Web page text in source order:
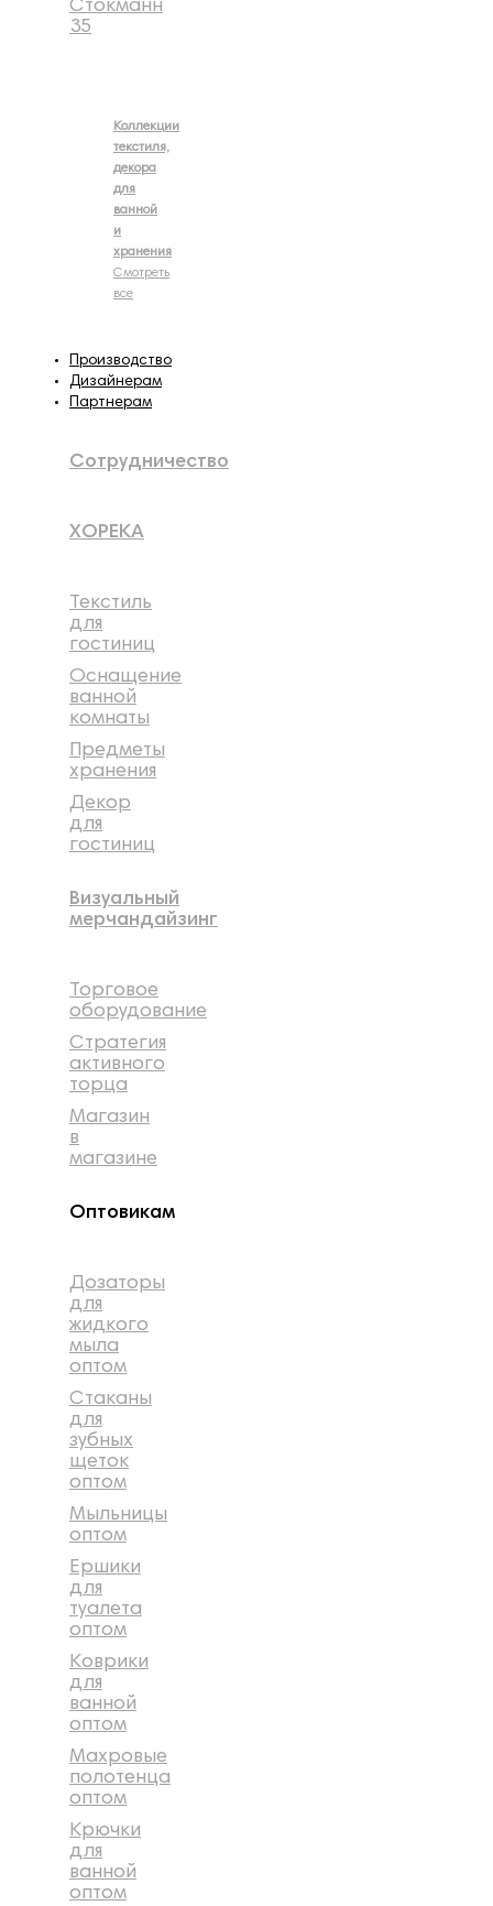
Стокманн
35
Коллекции
текстиля,
декора
для
ванной
и
хранения
Смотреть
все
Производство
Дизайнерам
Партнерам
Сотрудничество
ХОРЕКА
Текстиль
для
гостиниц
Оснащение
ванной
комнаты
Предметы
хранения
Декор
для
гостиниц
Визуальный
мерчандайзинг
Торговое
оборудование
Стратегия
активного
торца
Магазин
в
магазине
Оптовикам
Дозаторы
для
жидкого
мыла
оптом
Стаканы
для
зубных
щеток
оптом
Мыльницы
оптом
Ершики
для
туалета
оптом
Коврики
для
ванной
оптом
Махровые
полотенца
оптом
Крючки
для
ванной
оптом